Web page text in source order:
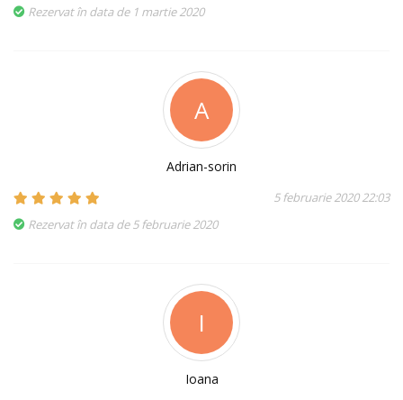
Rezervat în data de 1 martie 2020
A
Adrian-sorin
5 februarie 2020 22:03
Rezervat în data de 5 februarie 2020
I
Ioana